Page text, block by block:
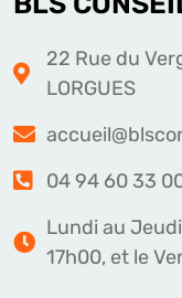
22 Rue du
LORGUES
04 94 60 33
Lundi au
17h00, et le